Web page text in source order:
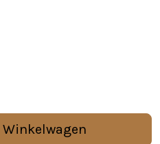
Winkelwagen